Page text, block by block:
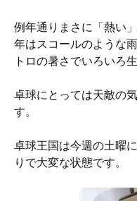
例年通りまさに「熱い
年はスコールのような
トロの暑さでいろいろ
卓球にとっては天敵の
す。
卓球王国は今週の土曜
りで大変な状態です。